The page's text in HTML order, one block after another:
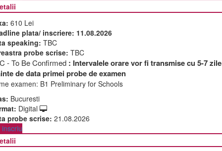
610 Lei
plata/ inscriere: 11.08.2026
speaking: TBC
probe scrise: TBC
- To Be Confirmed : Intervalele orare vor fi transmise cu 5-7 zile
de data primei probe de examen
examen: B1 Preliminary for Schools
Bucuresti
Digital
probe scrise: 21.08.2026